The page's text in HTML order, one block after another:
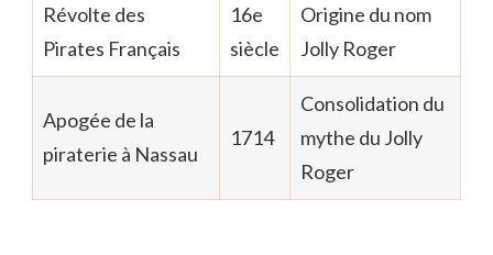
Révolte des
Pirates Français
16e
siècle
Origine du nom
Jolly Roger
Apogée de la
piraterie à Nassau
1714
Consolidation du
mythe du Jolly
Roger